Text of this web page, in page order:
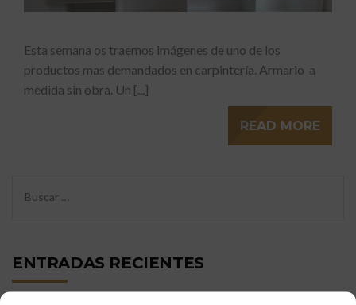
Esta semana os traemos imágenes de uno de los
productos mas demandados en carpintería. Armario a
medida sin obra. Un [...]
READ MORE
ENTRADAS RECIENTES